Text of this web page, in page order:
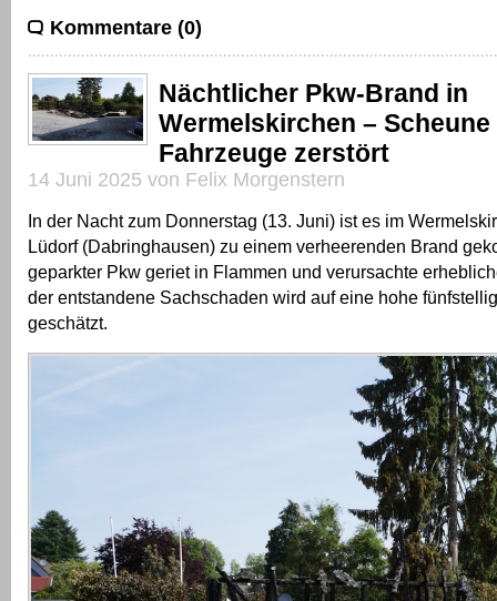
Kommentare (0)
Nächtlicher Pkw-Brand in
Wermelskirchen – Scheune
Fahrzeuge zerstört
14 Juni 2025 von Felix Morgenstern
In der Nacht zum Donnerstag (13. Juni) ist es im
Lüdorf (Dabringhausen) zu einem verheerenden Brand
geparkter Pkw geriet in Flammen und verursachte
der entstandene Sachschaden wird auf eine hohe
geschätzt.